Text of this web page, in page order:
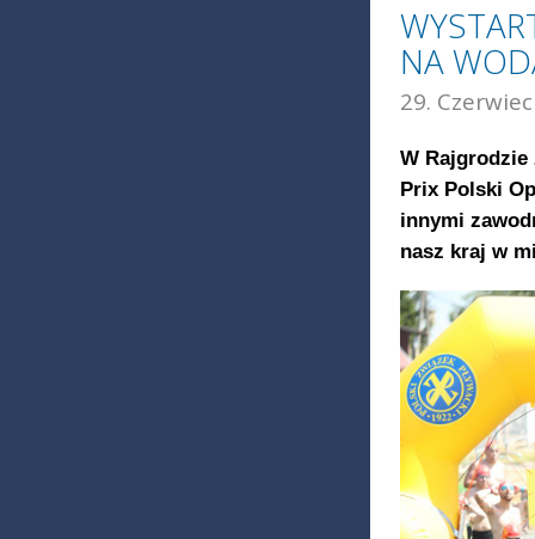
NA
29.
W Rajgrodzie
Prix Polski
innymi
nasz kraj w